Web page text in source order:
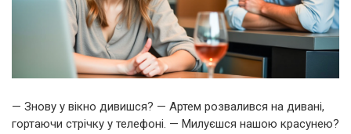
— Знову у вікно дивишся? — Артем розвалився на дивані,
гортаючи стрічку у телефоні. — Милуєшся нашою красунею?